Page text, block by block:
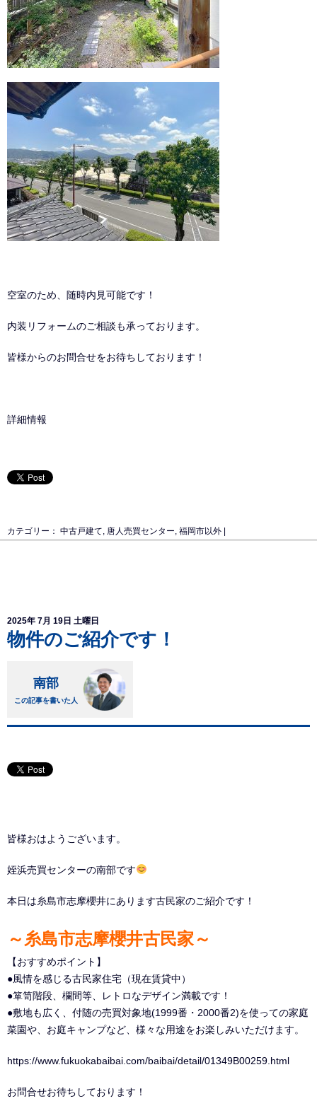
空室のため、随時内見可能です！
内装リフォームのご相談も承っております。
皆様からのお問合せをお待ちしております！
詳細情報
カテゴリー： 中古戸建て, 唐人売買センター, 福岡市以外
2025年 7月 19日 土曜日
物件のご紹介です！
南部
この記事を書いた人
皆様おはようございます。
姪浜売買センターの南部です
本日は糸島市志摩櫻井にあります古民家のご紹介です！
～糸島市志摩櫻井古民家～
【おすすめポイント】
●風情を感じる古民家住宅（現在賃貸中）
●箪笥階段、欄間等、レトロなデザイン満載です！
●敷地も広く、付随の売買対象地(1999番・2000番2)を使っての家庭
菜園や、お庭キャンプなど、様々な用途をお楽しみいただけます。
https://www.fukuokabaibai.com/baibai/detail/01349B00259.html
お問合せお待ちしております！